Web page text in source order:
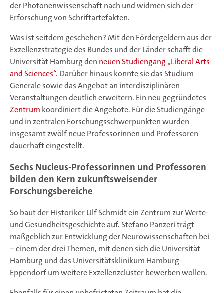
der Photonenwissenschaft nach und widmen sich der
Erforschung von Schriftartefakten.
Was ist seitdem geschehen? Mit den Fördergeldern aus der
Exzellenzstrategie des Bundes und der Länder schafft die
Universität Hamburg den neuen Studiengang „Liberal Arts
and Sciences“. Darüber hinaus konnte sie das Studium
Generale sowie das Angebot an interdisziplinären
Veranstaltungen deutlich erweitern. Ein neu gegründetes
Zentrum koordiniert die Angebote. Für die Studiengänge
und in zentralen Forschungsschwerpunkten wurden
insgesamt zwölf neue Professorinnen und Professoren
dauerhaft eingestellt.
Sechs Nucleus-Professorinnen und Professoren
bilden den Kern zukunftsweisender
Forschungsbereiche
So baut der Historiker Ulf Schmidt ein Zentrum zur Werte-
und Gesundheitsgeschichte auf. Stefano Panzeri trägt
maßgeblich zur Entwicklung der Neurowissenschaften bei
– einem der drei Themen, mit denen sich die Universität
Hamburg und das Universitätsklinikum Hamburg-
Eppendorf um weitere Exzellenzcluster bewerben wollen.